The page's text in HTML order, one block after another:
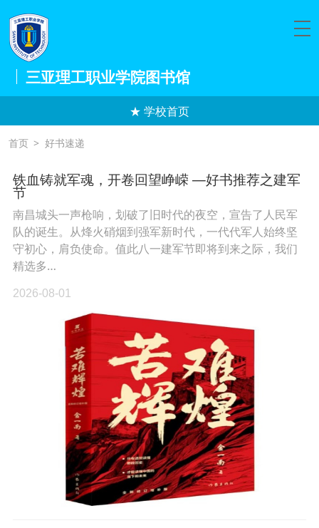
三亚理工职业学院图书馆
★ 学校首页
首页 > 好书速递
铁血铸就军魂，开卷回望峥嵘 —好书推荐之建军
节
南昌城头一声枪响，划破了旧时代的夜空，宣告了人民军
队的诞生。从烽火硝烟到强军新时代，一代代军人始终坚
守初心，肩负使命。值此八一建军节即将到来之际，我们
精选多…
2026-08-01